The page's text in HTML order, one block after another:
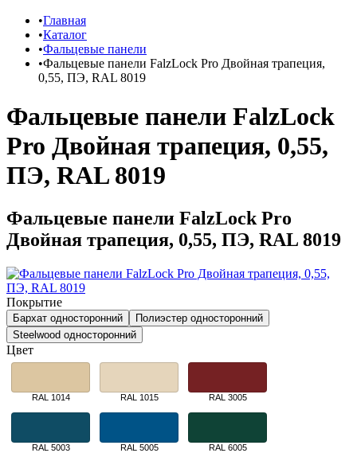
Главная
Каталог
Фальцевые панели
Фальцевые панели FalzLock Pro Двойная трапеция,
0,55, ПЭ, RAL 8019
Фальцевые панели FalzLock
Pro Двойная трапеция, 0,55,
ПЭ, RAL 8019
Фальцевые панели FalzLock Pro
Двойная трапеция, 0,55, ПЭ, RAL 8019
Покрытие
Бархат односторонний
Полиэстер односторонний
Steelwood односторонний
Цвет
RAL 1014 RAL 1015 RAL 3005
RAL 5003 RAL 5005 RAL 6005